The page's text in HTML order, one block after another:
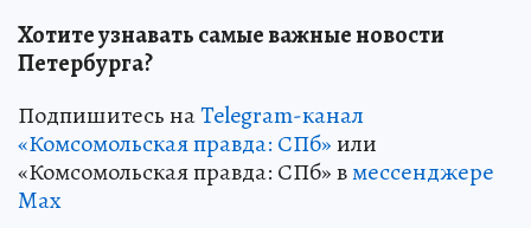
Хотите узнавать самые важные новости
Петербурга?
Подпишитесь наTelegram-канал
«Комсомольская правда: СПб»или
«Комсомольская правда: СПб» вмессенджере
Max